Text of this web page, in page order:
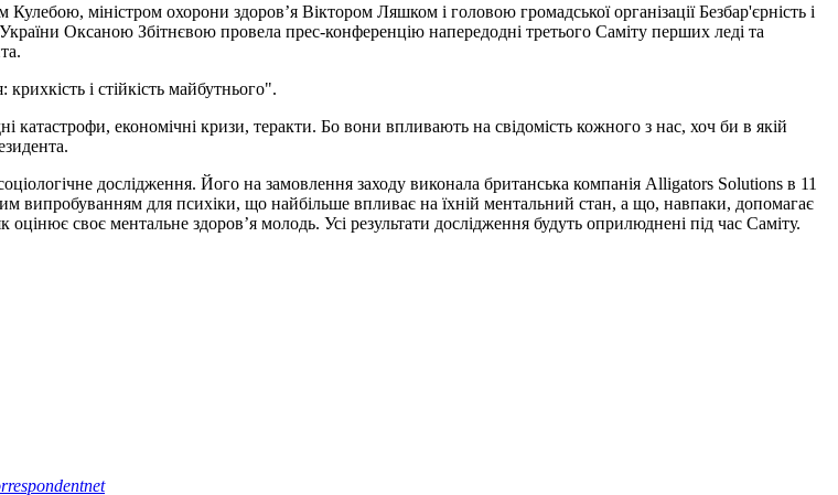
міністром охорони здоров’я Віктором Ляшком і головою громадської організації Безбар'єрність і
Оксаною Збітнєвою провела прес-конференцію напередодні третього Саміту перших леді та
і стійкість майбутнього".
катастрофи, економічні кризи, теракти. Бо вони впливають на свідомість кожного з нас, хоч би в якій
дослідження. Його на замовлення заходу виконала британська компанія Alligators Solutions в 11
випробуванням для психіки, що найбільше впливає на їхній ментальний стан, а що, навпаки, допомагає
своє ментальне здоров’я молодь. Усі результати дослідження будуть оприлюднені під час Саміту.